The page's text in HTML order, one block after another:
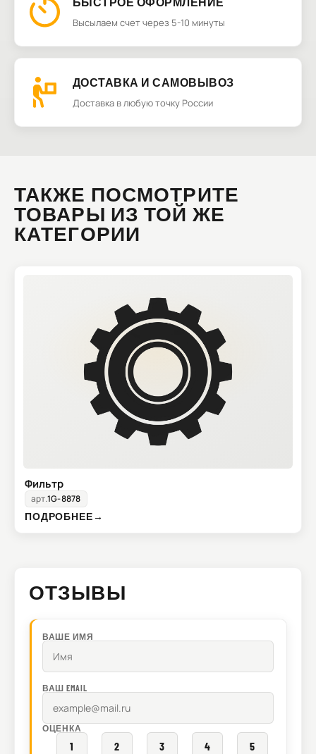
Высылаем счет через 5-10 минуты
ДОСТАВКА И САМОВЫВОЗ
Доставка в любую точку России
ТАКЖЕ ПОСМОТРИТЕ
ТОВАРЫ ИЗ ТОЙ ЖЕ
КАТЕГОРИИ
Фильтр
арт.1G-8878
ПОДРОБНЕЕ→
ОТЗЫВЫ
ВАШЕ ИМЯ
ВАШ EMAIL
ОЦЕНКА
1 2 3 4 5